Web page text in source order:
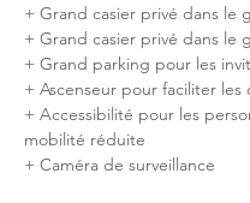
+ Grand casier privé dans le
+ Grand casier privé dans le
+ Grand parking pour les
+ Ascenseur pour faciliter les
+ Accessibilité pour les
mobilité réduite
+ Caméra de surveillance